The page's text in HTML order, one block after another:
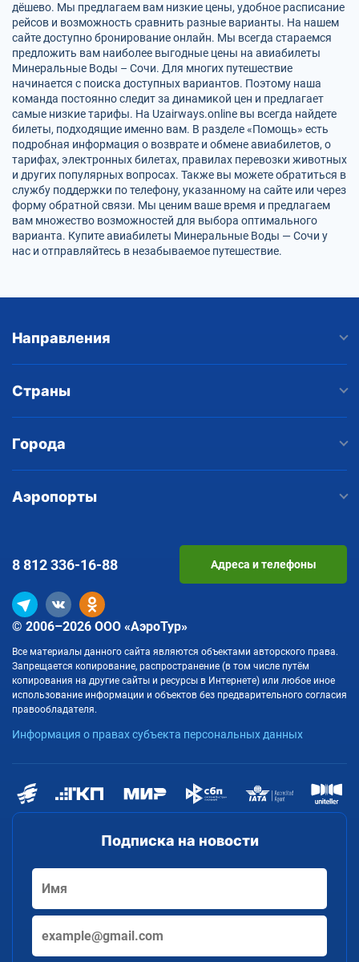
дёшево. Мы предлагаем вам низкие цены, удобное расписание
рейсов и возможность сравнить разные варианты. На нашем
сайте доступно бронирование онлайн. Мы всегда стараемся
предложить вам наиболее выгодные цены на авиабилеты
Минеральные Воды – Сочи. Для многих путешествие
начинается с поиска доступных вариантов. Поэтому наша
команда постоянно следит за динамикой цен и предлагает
самые низкие тарифы. На Uzairways.online вы всегда найдете
билеты, подходящие именно вам. В разделе «Помощь» есть
подробная информация о возврате и обмене авиабилетов, о
тарифах, электронных билетах, правилах перевозки животных
и других популярных вопросах. Также вы можете обратиться в
службу поддержки по телефону, указанному на сайте или через
форму обратной связи. Мы ценим ваше время и предлагаем
вам множество возможностей для выбора оптимального
варианта. Купите авиабилеты Минеральные Воды — Сочи у
нас и отправляйтесь в незабываемое путешествие.
Направления
Страны
Города
Аэропорты
Подписка на новости
© 2006–2026 ООО «АэроТур»
Все материалы данного сайта являются объектами авторского права.
Запрещается копирование, распространение (в том числе путём
копирования на другие сайты и ресурсы в Интернете) или любое иное
использование информации и объектов без предварительного согласия
правообладателя.
Информация о правах субъекта персональных данных
8 812336-16-88 Адреса и телефоны